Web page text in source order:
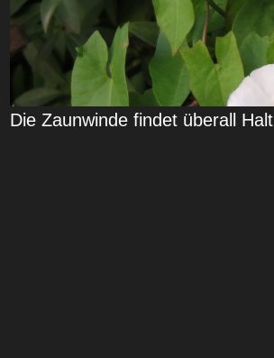
Die Zaunwinde findet überall